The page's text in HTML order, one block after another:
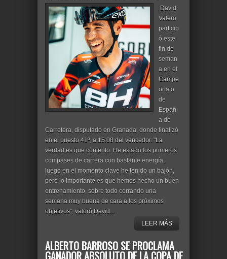
David
Valero
particip
ó este
fin de
seman
a en el
Campe
onato
de
Españ
a de
Carretera, disputado en Granada, donde finalizó
en el puesto 41º, a 15:08 del vencedor. "La
verdad es que contento. He estado los primeros
compases de carrera con bastante energía,
luego en el momento clave he tenido un bajón,
pero lo importante es que hemos hecho un buen
entrenamiento, sobre todo cerrando una
semana muy buena de cara a los próximos
objetivos", valoró David...
LEER MÁS
ALBERTO BARROSO SE PROCLAMA
GANADOR ABSOLUTO DE LA COPA DE